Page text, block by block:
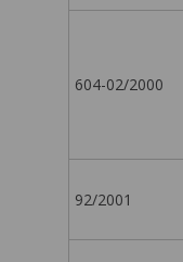
604-02/2000
92/2001